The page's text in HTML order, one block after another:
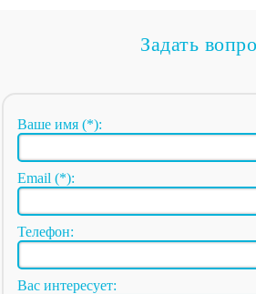
Задать
Ваше имя (*):
Email (*):
Телефон:
Вас интересует: